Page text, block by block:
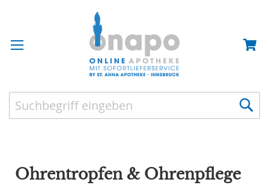
Ohrentropfen & Ohrenpflege